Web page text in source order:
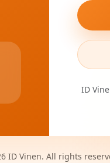
ID
ID Vinen. All rights